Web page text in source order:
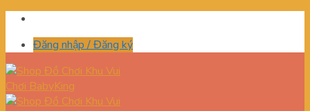
Skip
contentĐăng nhập / Đăng ký